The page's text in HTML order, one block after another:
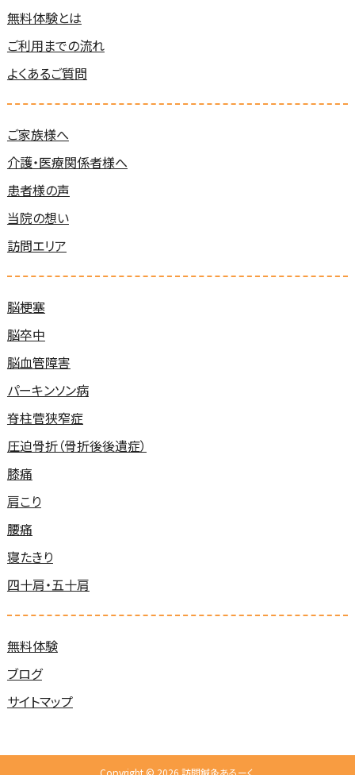
無料体験とは
ご利用までの流れ
よくあるご質問
ご家族様へ
介護・医療関係者様へ
患者様の声
当院の想い
訪問エリア
脳梗塞
脳卒中
脳血管障害
パーキンソン病
脊柱菅狭窄症
圧迫骨折（骨折後後遺症）
膝痛
肩こり
腰痛
寝たきり
四十肩・五十肩
無料体験
ブログ
サイトマップ
Copyright © 2026 訪問鍼灸あるーく.